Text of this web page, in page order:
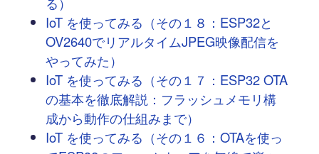
IoT を使ってみる（その１８：ESP32と
OV2640でリアルタイムJPEG映像配信を
やってみた）
IoT を使ってみる（その１７：ESP32 OTA
の基本を徹底解説：フラッシュメモリ構
成から動作の仕組みまで）
IoT を使ってみる（その１６：OTAを使っ